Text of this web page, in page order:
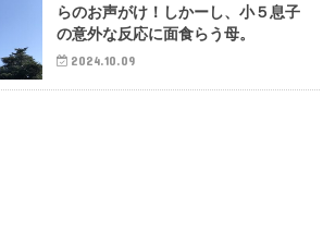
らのお声がけ！しかーし、小５息子
の意外な反応に面食らう母。
2024.10.09